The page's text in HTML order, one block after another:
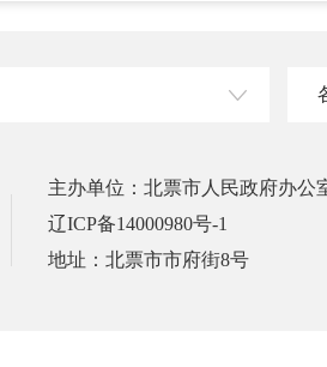
主办单位：北票市人民政府办公
辽ICP备14000980号-1
地址：北票市市府街8号